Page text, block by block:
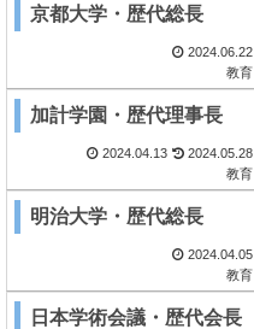
京都大学・歴代総長
2024.06.22
教育
加計学園・歴代理事長
2024.04.13
2024.05.28
教育
明治大学・歴代総長
2024.04.05
教育
日本学術会議・歴代会長